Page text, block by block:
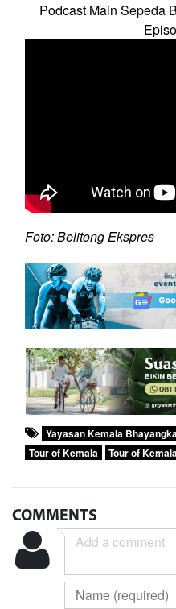
Podcast Main Sepeda
Foto: Belitong Ekspres
Yayasan Kemala
Tour of Kemala
Tour of
COMMENTS